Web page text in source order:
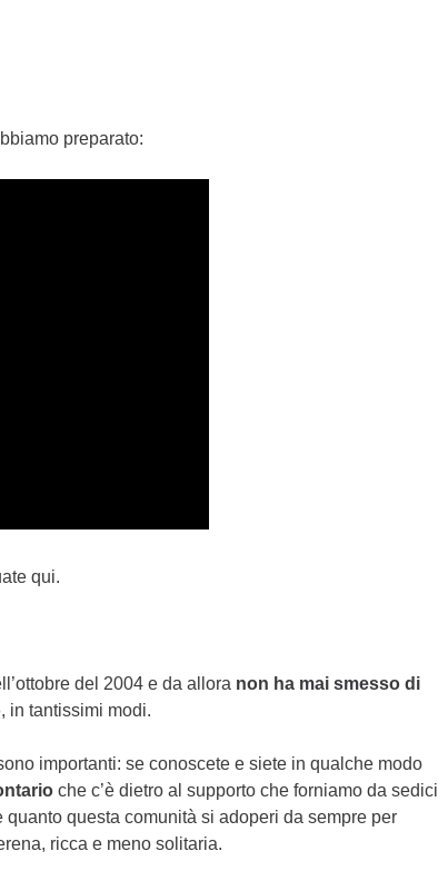
preparato:
qui.
del 2004 e da allora non ha mai smesso di
, in tantissimi modi.
importanti: se conoscete e siete in qualche modo
che c’è dietro al supporto che forniamo da sedici
questa comunità si adoperi da sempre per
ricca e meno solitaria.